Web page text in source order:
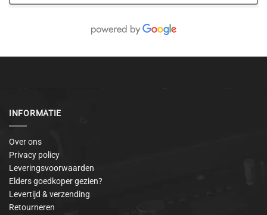
INFORMATIE
Over ons
Privacy policy
Leveringsvoorwaarden
Elders goedkoper gezien?
Levertijd & verzending
Retourneren